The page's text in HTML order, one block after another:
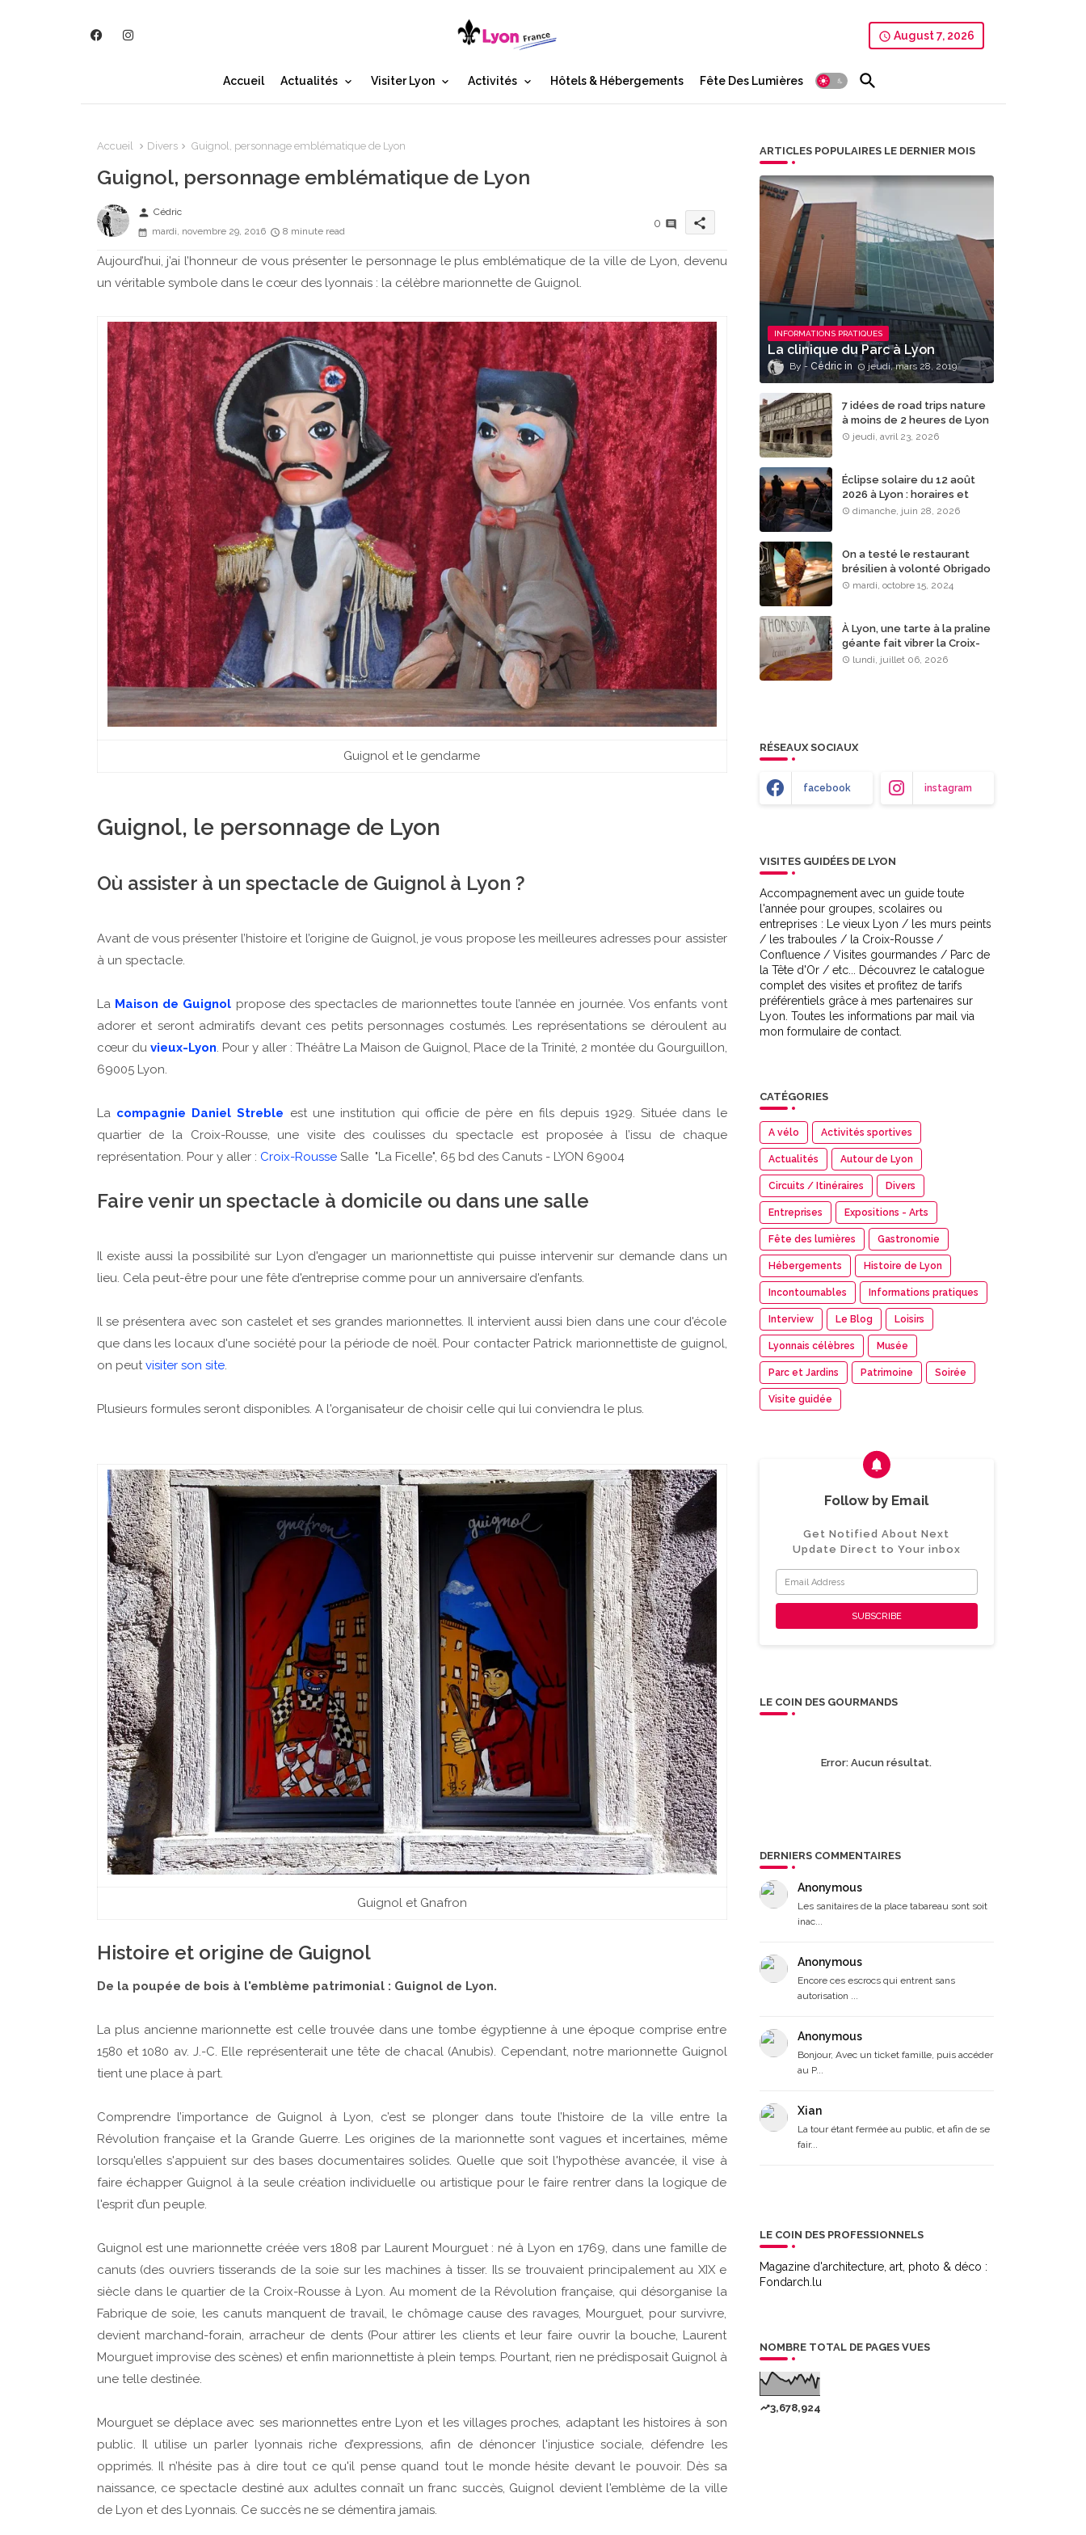
August 7, 2026
Accueil Actualités Visiter Lyon Activités Hôtels & Hébergements Fête Des Lumières
Accueil Divers Guignol, personnage emblématique de Lyon
Guignol, personnage emblématique de Lyon
person Cédric
mardi, novembre 29, 2016
8 minute read
0 share
Aujourd’hui, j’ai l’honneur de vous présenter le personnage le plus emblématique de la ville de Lyon, devenu
un véritable symbole dans le cœur des lyonnais : la célèbre marionnette de Guignol.
Guignol et le gendarme
Guignol, le personnage de Lyon
Où assister à un spectacle de Guignol à Lyon ?
Avant de vous présenter l’histoire et l’origine de Guignol, je vous propose les meilleures adresses pour assister
à un spectacle.
La Maison de Guignol propose des spectacles de marionnettes toute l’année en journée. Vos enfants vont
adorer et seront admiratifs devant ces petits personnages costumés. Les représentations se déroulent au
cœur du vieux-Lyon . Pour y aller : Théâtre La Maison de Guignol, Place de la Trinité, 2 montée du Gourguillon,
69005 Lyon.
La compagnie Daniel Streble est une institution qui officie de père en fils depuis 1929. Située dans le
quartier de la Croix-Rousse, une visite des coulisses du spectacle est proposée à l’issu de chaque
représentation. Pour y aller : Croix-RousseSalle "La Ficelle", 65 bd des Canuts - LYON 69004
Faire venir un spectacle à domicile ou dans une salle
Il existe aussi la possibilité sur Lyon d'engager un marionnettiste qui puisse intervenir sur demande dans un
lieu. Cela peut-être pour une fête d'entreprise comme pour un anniversaire d'enfants.
Il se présentera avec son castelet et ses grandes marionnettes. Il intervient aussi bien dans une cour d'école
que dans les locaux d'une société pour la période de noël. Pour contacter Patrick marionnettiste de guignol,
on peut visiter son site.
Plusieurs formules seront disponibles. A l'organisateur de choisir celle qui lui conviendra le plus.
Guignol et Gnafron
Histoire et origine de Guignol
De la poupée de bois à l'emblème patrimonial : Guignol de Lyon.
La plus ancienne marionnette est celle trouvée dans une tombe égyptienne à une époque comprise entre
1580 et 1080 av. J.-C. Elle représenterait une tête de chacal (Anubis). Cependant, notre marionnette Guignol
tient une place à part.
Comprendre l’importance de Guignol à Lyon, c’est se plonger dans toute l’histoire de la ville entre la
Révolution française et la Grande Guerre. Les origines de la marionnette sont vagues et incertaines, même
lorsqu'elles s'appuient sur des bases documentaires solides. Quelle que soit l'hypothèse avancée, il vise à
faire échapper Guignol à la seule création individuelle ou artistique pour le faire rentrer dans la logique de
l'esprit d’un peuple.
Guignol est une marionnette créée vers 1808 par Laurent Mourguet : né à Lyon en 1769, dans une famille de
canuts (des ouvriers tisserands de la soie sur les machines à tisser. Ils se trouvaient principalement au XIX e
siècle dans le quartier de la Croix-Rousse à Lyon. Au moment de la Révolution française, qui désorganise la
Fabrique de soie, les canuts manquent de travail, le chômage cause des ravages, Mourguet, pour survivre,
devient marchand-forain, arracheur de dents (Pour attirer les clients et leur faire ouvrir la bouche, Laurent
Mourguet improvise des scènes) et enfin marionnettiste à plein temps. Pourtant, rien ne prédisposait Guignol à
une telle destinée.
Mourguet se déplace avec ses marionnettes entre Lyon et les villages proches, adaptant les histoires à son
public. Il utilise un parler lyonnais riche d’expressions, afin de dénoncer l'injustice sociale, défendre les
opprimés. Il n’hésite pas à dire tout ce qu'il pense quand tout le monde hésite devant le pouvoir. Dès sa
naissance, ce spectacle destiné aux adultes connaît un franc succès, Guignol devient l'emblème de la ville
de Lyon et des Lyonnais. Ce succès ne se démentira jamais.
ARTICLES POPULAIRES LE DERNIER MOIS
INFORMATIONS PRATIQUES
La clinique du Parc à Lyon
Cédric jeudi, mars 28, 2019
7 idées de road trips nature
à moins de 2 heures de Lyon
jeudi, avril 23, 2026
Éclipse solaire du 12 août
2026 à Lyon : horaires et
lieux d’observation
dimanche, juin 28, 2026
On a testé le restaurant
brésilien à volonté Obrigado
Rodizio à Lyon
mardi, octobre 15, 2024
À Lyon, une tarte à la praline
géante fait vibrer la Croix-
Rousse
lundi, juillet 06, 2026
RÉSEAUX SOCIAUX
facebook instagram
VISITES GUIDÉES DE LYON
Accompagnement avec un guide toute
l'année pour groupes, scolaires ou
entreprises : Le vieux Lyon / les murs peints
/ les traboules / la Croix-Rousse /
Confluence / Visites gourmandes / Parc de
la Tête d'Or / etc... Découvrez le catalogue
complet des visites et profitez de tarifs
préférentiels grâce à mes partenaires sur
Lyon. Toutes les informations par mail via
mon formulaire de contact.
CATÉGORIES
A vélo Activités sportives
Actualités Autour de Lyon
Circuits / Itinéraires Divers
Entreprises Expositions - Arts
Fête des lumières Gastronomie
Hébergements Histoire de Lyon
Incontournables Informations pratiques
Interview Le Blog Loisirs
Lyonnais célèbres Musée
Parc et Jardins Patrimoine Soirée
Visite guidée
Follow by Email
Get Notified About Next
Update Direct to Your inbox
LE COIN DES GOURMANDS
Error: Aucun résultat.
DERNIERS COMMENTAIRES
Anonymous
Les sanitaires de la place tabareau sont soit
inac...
Anonymous
Encore ces escrocs qui entrent sans
autorisation ...
Anonymous
Bonjour, Avec un ticket famille, puis accéder
au P...
Xian
La tour étant fermée au public, et afin de se
fair...
LE COIN DES PROFESSIONNELS
Magazine d'architecture, art, photo & déco :
Fondarch.lu
NOMBRE TOTAL DE PAGES VUES
3,678,924